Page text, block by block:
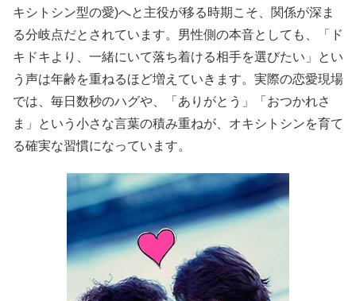
キシトシン型の愛)へと主役が移る時期こそ、関係が深ま
る分岐点だとされています。男性側の本音としても、「ド
キドキより、一緒にいて落ち着ける相手を選びたい」とい
う声は年齢を重ねるほど増えていきます。実際の恋愛現場
では、毎日数秒のハグや、「ありがとう」「おつかれさ
ま」という小さな言葉の積み重ねが、オキシトシンを育て
る確実な習慣になっています。